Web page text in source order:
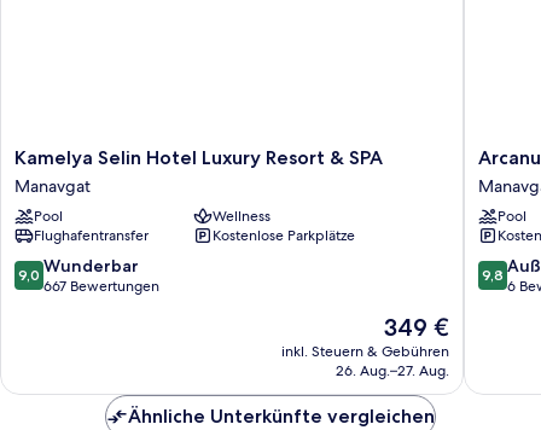
Kamelya
Selin
Hotel
Luxury
Resort
&
SPA
Kamelya Selin Hotel Luxury Resort & SPA
Manavgat
Pool
Wellness
Flughafentransfer
Kostenlose Parkplätze
9.0
von
9,0 Wunderbar
667 Bewertungen
Der
Preis
beträgt
349 €
inkl. Steuern & Gebühren
26. Aug.–27. Aug.
Arcanus
Hotels
SidePool
9.8
von
9,8
6
Ähnliche Unterkünfte vergleichen